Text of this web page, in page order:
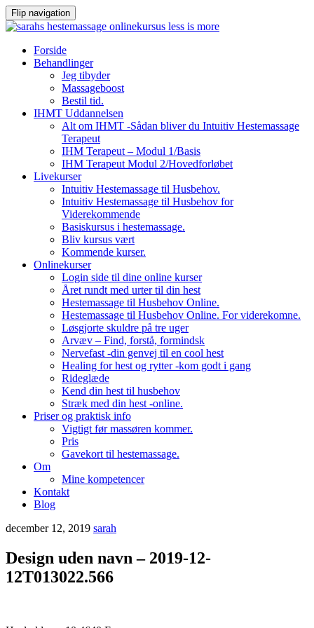
Flip navigation
VidereForside
Behandlinger
Jeg tibyder
Massageboost
Bestil tid.
IHMT Uddannelsen
Alt om IHMT -Sådan bliver du Intuitiv Hestemassage
Terapeut
IHM Terapeut – Modul 1/Basis
IHM Terapeut Modul 2/Hovedforløbet
Livekurser
Intuitiv Hestemassage til Husbehov.
Intuitiv Hestemassage til Husbehov for
Viderekommende
Basiskursus i hestemassage.
Bliv kursus vært
Kommende kurser.
Onlinekurser
Login side til dine online kurser
Året rundt med urter til din hest
Hestemassage til Husbehov Online.
Hestemassage til Husbehov Online. For viderekomne.
Løsgjorte skuldre på tre uger
Arvæv – Find, forstå, formindsk
Nervefast -din genvej til en cool hest
Healing for hest og rytter -kom godt i gang
Rideglæde
Kend din hest til husbehov
Stræk med din hest -online.
Priser og praktisk info
Vigtigt før massøren kommer.
Pris
Gavekort til hestemassage.
Om
Mine kompetencer
Kontakt
Blog
december 12, 2019 sarah
Design uden navn – 2019-12-
12T013022.566